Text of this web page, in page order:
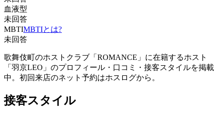
血液型
未回答
MBTIMBTIとは?
未回答
歌舞伎町のホストクラブ「ROMANCE」に在籍するホスト
「羽京LEO」のプロフィール・口コミ・接客スタイルを掲載
中。初回来店のネット予約はホスログから。
接客スタイル